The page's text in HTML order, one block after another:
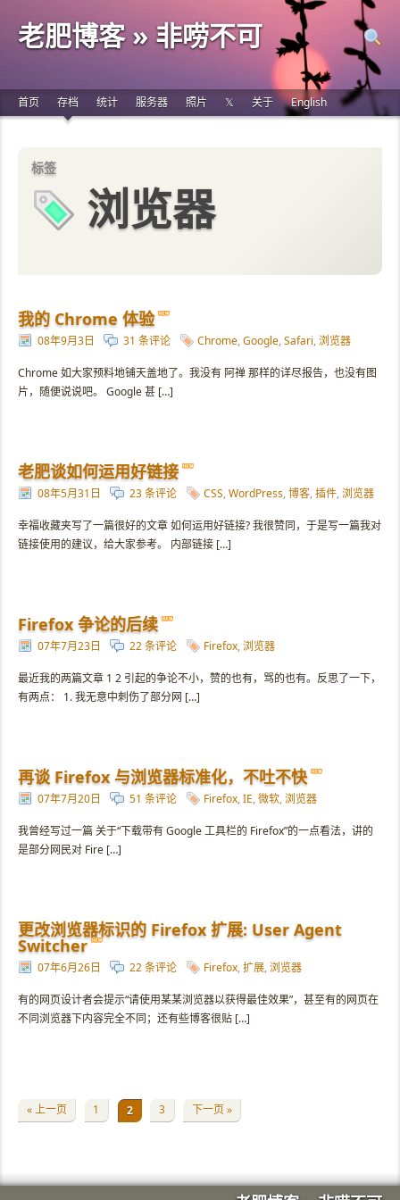
老肥博客 » 非唠不可
首页 存档 统计 服务器 照片 𝕏 关于 English
标签
浏览器
我的 Chrome 体验
08年9月3日 31 条评论 Chrome, Google, Safari, 浏览器
Chrome 如大家预料地铺天盖地了。我没有 阿禅 那样的详尽报告，也没有图
片，随便说说吧。 Google 甚 […]
老肥谈如何运用好链接
08年5月31日 23 条评论 CSS, WordPress, 博客, 插件, 浏览器
幸福收藏夹写了一篇很好的文章 如何运用好链接? 我很赞同，于是写一篇我对
链接使用的建议，给大家参考。 内部链接 […]
Firefox 争论的后续
07年7月23日 22 条评论 Firefox, 浏览器
最近我的两篇文章 1 2 引起的争论不小，赞的也有，骂的也有。反思了一下，
有两点： 1. 我无意中刺伤了部分网 […]
再谈 Firefox 与浏览器标准化，不吐不快
07年7月20日 51 条评论 Firefox, IE, 微软, 浏览器
我曾经写过一篇 关于“下载带有 Google 工具栏的 Firefox”的一点看法，讲的
是部分网民对 Fire […]
更改浏览器标识的 Firefox 扩展: User Agent
Switcher
07年6月26日 22 条评论 Firefox, 扩展, 浏览器
有的网页设计者会提示“请使用某某浏览器以获得最佳效果”，甚至有的网页在
不同浏览器下内容完全不同；还有些博客很贴 […]
« 上一页 1 2 3 下一页 »